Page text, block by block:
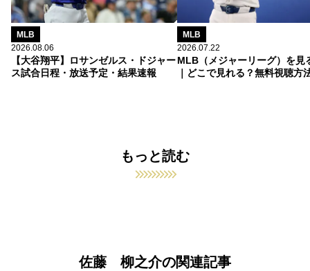
MLB
2026.08.06
【大谷翔平】ロサンゼルス・ドジャー
ス試合日程・放送予定・結果速報
MLB
2026.07.22
MLB（メジャーリーグ）を見
｜どこで見れる？無料視聴方
もっと読む
佐藤 柳之介の関連記事